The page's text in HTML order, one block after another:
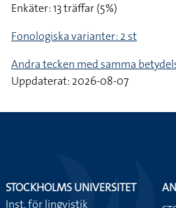
Enkäter: 13 träffar (5%)
Fonologiska varianter: 2 st
Andra tecken med samma
Uppdaterat: 2026-08-07
STOCKHOLMS UNIVERSITET
Inst. för lingvistik